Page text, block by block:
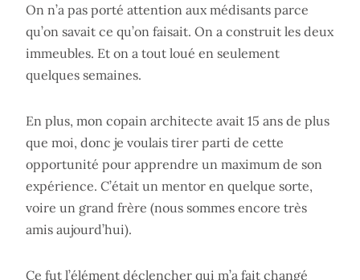
On n’a pas porté attention aux médisants parce
qu’on savait ce qu’on faisait. On a construit les deux
immeubles. Et on a tout loué en seulement
quelques semaines.
En plus, mon copain architecte avait 15 ans de plus
que moi, donc je voulais tirer parti de cette
opportunité pour apprendre un maximum de son
expérience. C’était un mentor en quelque sorte,
voire un grand frère (nous sommes encore très
amis aujourd’hui).
Ce fut l’élément déclencher qui m’a fait changé